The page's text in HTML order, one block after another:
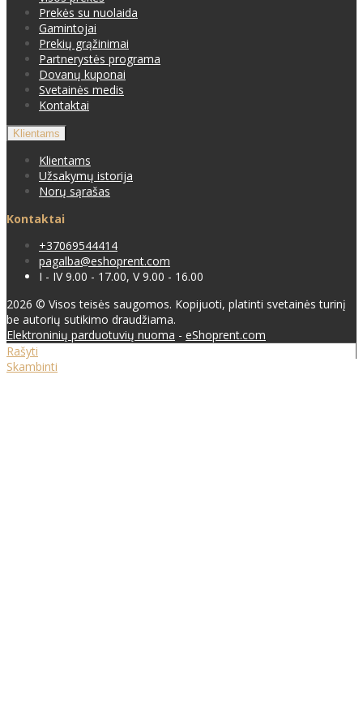
Prekės su nuolaida
Gamintojai
Prekių grąžinimai
Partnerystės programa
Dovanų kuponai
Svetainės medis
Kontaktai
Klientams
Klientams
Užsakymų istorija
Norų sąrašas
Kontaktai
+37069544414
pagalba@eshoprent.com
I - IV 9.00 - 17.00, V 9.00 - 16.00
2026 © Visos teisės saugomos. Kopijuoti, platinti svetainės turinį
be autorių sutikimo draudžiama.
Elektroninių parduotuvių nuoma - eShoprent.com
Rašyti
Skambinti